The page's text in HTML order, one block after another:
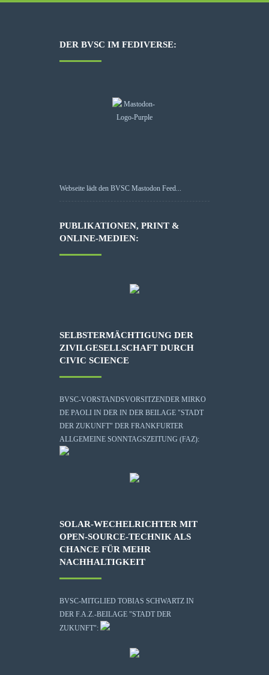
DER BVSC IM FEDIVERSE:
Webseite lädt den BVSC Mastodon Feed...
PUBLIKATIONEN, PRINT &
ONLINE-MEDIEN:
SELBSTERMÄCHTIGUNG DER
ZIVILGESELLSCHAFT DURCH
CIVIC SCIENCE
BVSC-VORSTANDSVORSITZENDER MIRKO
DE PAOLI IN DER IN DER BEILAGE "STADT
DER ZUKUNFT" DER FRANKFURTER
ALLGEMEINE SONNTAGSZEITUNG (FAZ):
SOLAR-WECHELRICHTER MIT
OPEN-SOURCE-TECHNIK ALS
CHANCE FÜR MEHR
NACHHALTIGKEIT
BVSC-MITGLIED TOBIAS SCHWARTZ IN
DER F.A.Z.-BEILAGE "STADT DER
ZUKUNFT":